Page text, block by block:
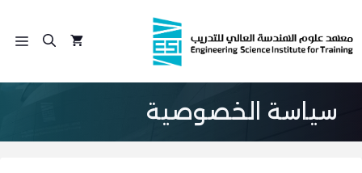
إلى
المحتوى
سياسة الخصوصية